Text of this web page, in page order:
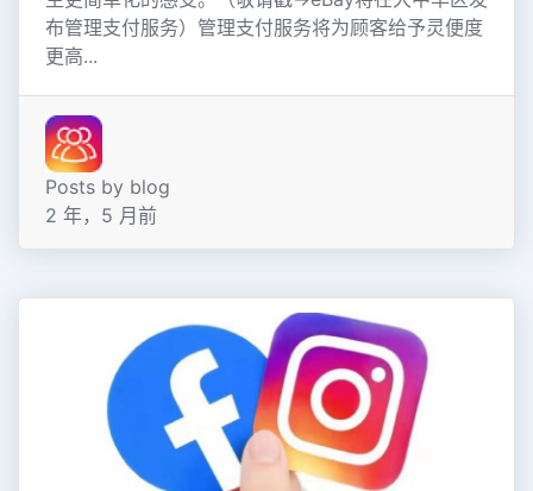
布管理支付服务）管理支付服务将为顾客给予灵便度
更高...
Posts by blog
2 年，5 月前